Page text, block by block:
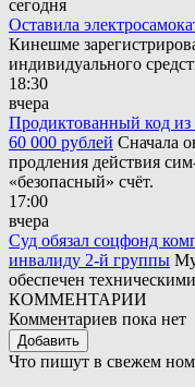
сегодня
Оставила
Кинешме
индивидуального
18:30
вчера
Продиктованный код из
60 000 рублей Сначала
продления действия
«безопасный» счёт.
17:00
вчера
Суд обязал соцфонд
инвалиду 2-й группы
обеспечен
КОММЕНТАРИИ
Комментариев пока нет
Добавить
Что пишут в свежем